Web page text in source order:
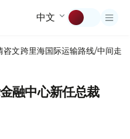
中文
咨文跨里海国际运输路线/中间走廊
融中心新任总裁